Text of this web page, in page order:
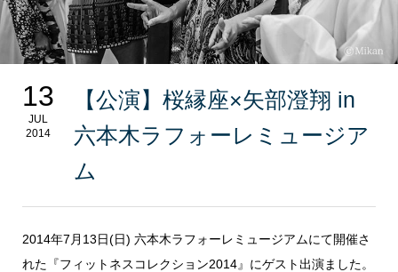
13
JUL
2014
【公演】桜縁座×矢部澄翔 in
六本木ラフォーレミュージア
ム
2014年7月13日(日) 六本木ラフォーレミュージアムにて開催さ
れた『フィットネスコレクション2014』にゲスト出演ました。